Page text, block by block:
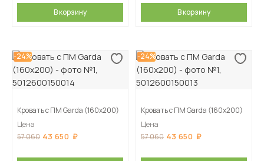
В корзину В корзину
-24%
Кровать с ПМ Garda (160х200)
Цена
57 060 43 650
-24%
Кровать с ПМ Garda (160х200)
Цена
57 060 43 650